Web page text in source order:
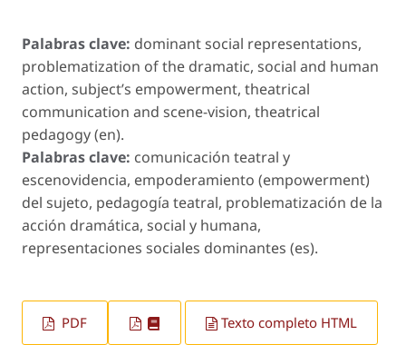
Palabras clave: dominant social representations,
problematization of the dramatic, social and human
action, subject’s empowerment, theatrical
communication and scene-vision, theatrical
pedagogy (en).
Palabras clave: comunicación teatral y
escenovidencia, empoderamiento (empowerment)
del sujeto, pedagogía teatral, problematización de la
acción dramática, social y humana,
representaciones sociales dominantes (es).
PDF Texto completo HTML